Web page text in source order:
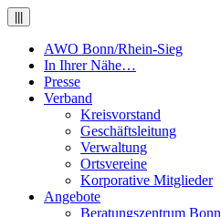
AWO Bonn/Rhein-Sieg
In Ihrer Nähe…
Presse
Verband
Kreisvorstand
Geschäftsleitung
Verwaltung
Ortsvereine
Korporative Mitglieder
Angebote
Beratungszentrum Bonn